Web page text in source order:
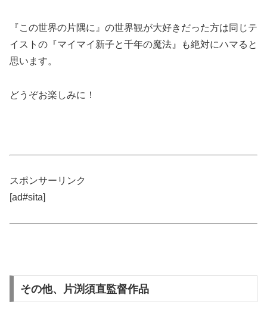
『この世界の片隅に』の世界観が大好きだった方は同じテ
イストの『マイマイ新子と千年の魔法』も絶対にハマると
思います。
どうぞお楽しみに！
スポンサーリンク
[ad#sita]
その他、片渕須直監督作品